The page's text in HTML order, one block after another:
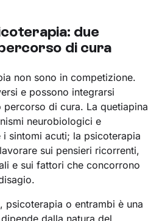
due
di cura
non sono in competizione.
e possono integrarsi
di cura. La quetiapina
neurobiologici e
sintomi acuti; la psicoterapia
sui pensieri ricorrenti,
e sui fattori che concorrono
psicoterapia o entrambi è una
dalla natura del